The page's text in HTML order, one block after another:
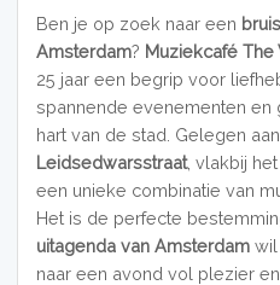
Ben je op zoek naar een
Amsterdam? Muziekcafé The
25 jaar een begrip voor
spannende evenementen en
hart van de stad. Gelegen
Leidsedwarsstraat, vlakbij het
een unieke combinatie van
Het is de perfecte
uitagenda van Amsterdamwil
naar een avond vol plezier